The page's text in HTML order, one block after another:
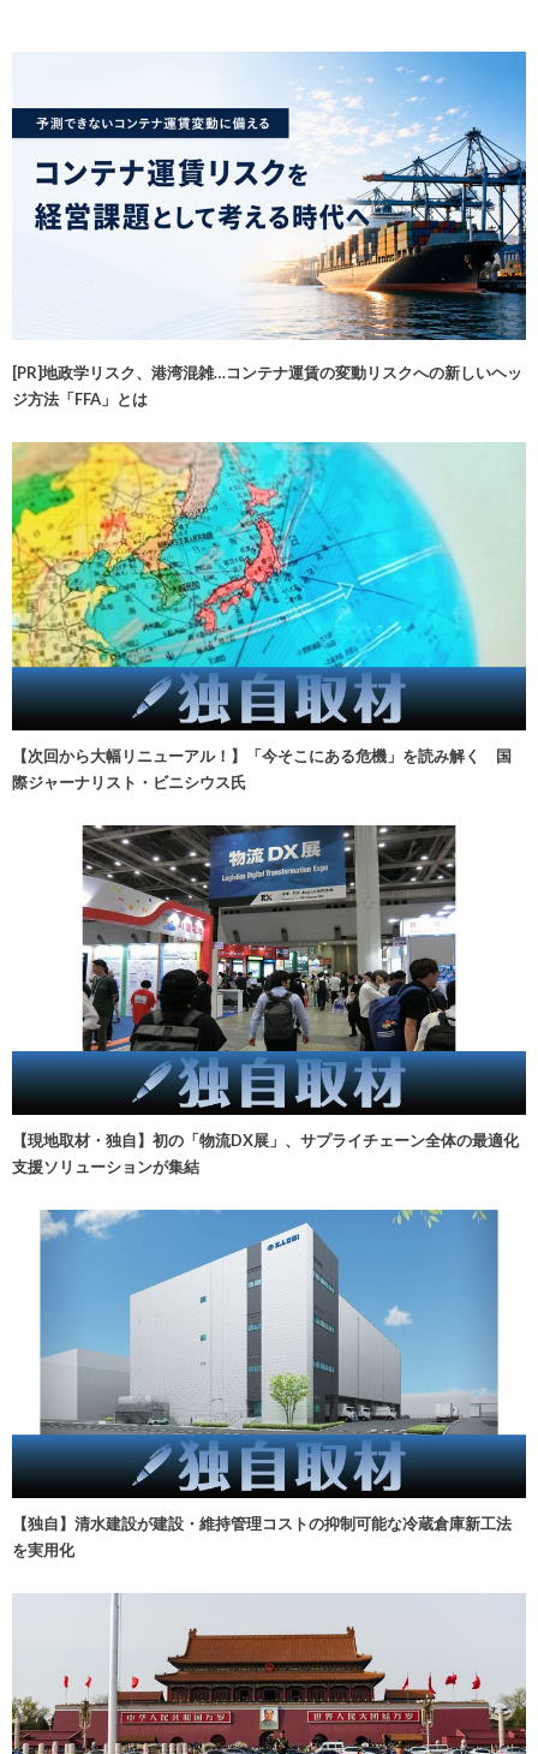
[PR]地政学リスク、港湾混雑…コンテナ運賃の変動リスクへの新しいヘッ
ジ方法「FFA」とは
【次回から大幅リニューアル！】「今そこにある危機」を読み解く 国
際ジャーナリスト・ビニシウス氏
【現地取材・独自】初の「物流DX展」、サプライチェーン全体の最適化
支援ソリューションが集結
【独自】清水建設が建設・維持管理コストの抑制可能な冷蔵倉庫新工法
を実用化